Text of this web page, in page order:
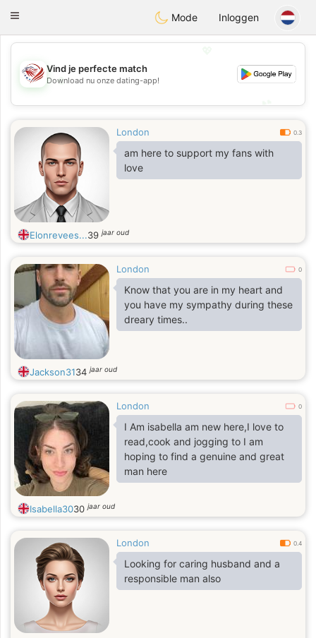
StatesDating
Toggle
Mode Inloggen
💖
💕
Vind je perfecte match
Download nu onze dating-app!
London 0.3
am here to support my fans with
love
Elonrevees...39jaar oud
London 0
Know that you are in my heart and
you have my sympathy during these
dreary times..
Jackson3134jaar oud
London 0
I Am isabella am new here,I love to
read,cook and jogging to I am
hoping to find a genuine and great
man here
Isabella3030jaar oud
London 0.4
Looking for caring husband and a
responsible man also